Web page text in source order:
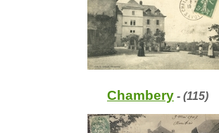
Chambery - (115)